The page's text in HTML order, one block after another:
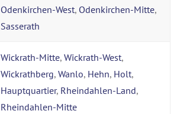
Odenkirchen-West, Odenkirchen-Mitte,
Sasserath
Wickrath-Mitte, Wickrath-West,
Wickrathberg, Wanlo, Hehn, Holt,
Hauptquartier, Rheindahlen-Land,
Rheindahlen-Mitte